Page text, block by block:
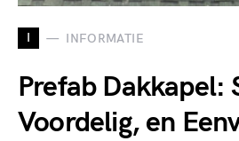
I INFORMATIE
Prefab Dakkapel:
Voordelig, en